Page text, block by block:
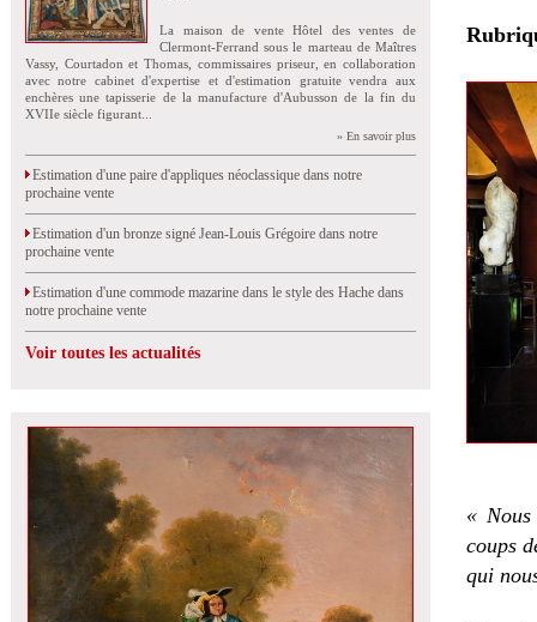
La maison de vente Hôtel des ventes de
Clermont-Ferrand sous le marteau de Maîtres
Vassy, Courtadon et Thomas, commissaires priseur, en collaboration
avec notre cabinet d'expertise et d'estimation gratuite vendra aux
enchères une tapisserie de la manufacture d'Aubusson de la fin du
XVIIe siècle figurant...
» En savoir plus
Estimation d'une paire d'appliques néoclassique dans notre
prochaine vente
Estimation d'un bronze signé Jean-Louis Grégoire dans notre
prochaine vente
Estimation d'une commode mazarine dans le style des Hache dans
notre prochaine vente
Voir toutes les actualités
«
coups
qui